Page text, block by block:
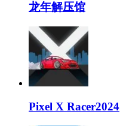
龙年解压馆
Pixel X Racer2024